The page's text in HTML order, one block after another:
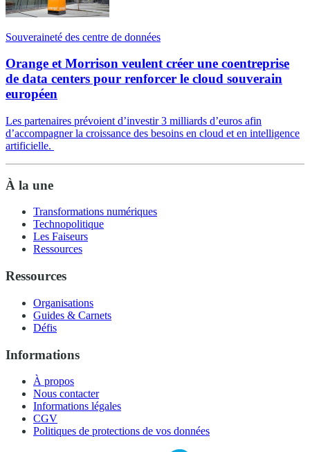
Souveraineté des centre de données
Orange et Morrison veulent créer une coentreprise
de data centers pour renforcer le cloud souverain
européen
Les partenaires prévoient d’investir 3 milliards d’euros afin
d’accompagner la croissance des besoins en cloud et en intelligence
artificielle.
À la une
Transformations numériques
Technopolitique
Les Faiseurs
Ressources
Ressources
Organisations
Guides & Carnets
Défis
Informations
À propos
Nous contacter
Informations légales
CGV
Politiques de protections de vos données